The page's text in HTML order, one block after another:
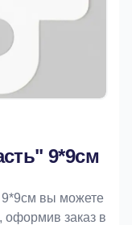
9*9см
9*9см вы можете
оформив заказ в